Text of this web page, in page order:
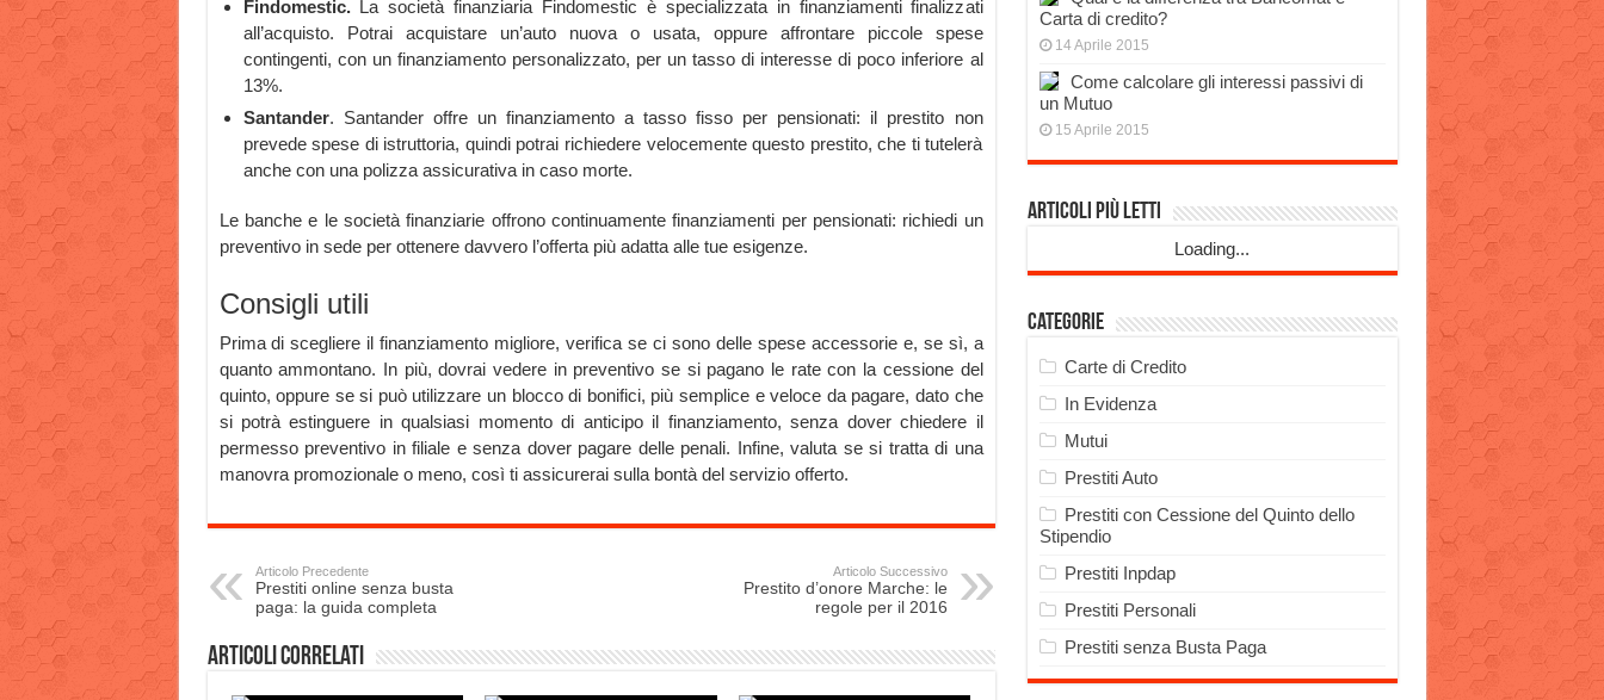
Findomestic.La società finanziaria Findomestic è specializzata in finanziamenti finalizzati
all’acquisto. Potrai acquistare un’auto nuova o usata, oppure affrontare piccole spese
contingenti, con un finanziamento personalizzato, per un tasso di interesse di poco inferiore al
13%.
Santander. Santander offre un finanziamento a tasso fisso per pensionati: il prestito non
prevede spese di istruttoria, quindi potrai richiedere velocemente questo prestito, che ti tutelerà
anche con una polizza assicurativa in caso morte.
Le banche e le società finanziarie offrono continuamente finanziamenti per pensionati: richiedi un
preventivo in sede per ottenere davvero l’offerta più adatta alle tue esigenze.
Consigli utili
Prima di scegliere il finanziamento migliore, verifica se ci sono delle spese accessorie e, se sì, a
quanto ammontano. In più, dovrai vedere in preventivo se si pagano le rate con la cessione del
quinto, oppure se si può utilizzare un blocco di bonifici, più semplice e veloce da pagare, dato che
si potrà estinguere in qualsiasi momento di anticipo il finanziamento, senza dover chiedere il
permesso preventivo in filiale e senza dover pagare delle penali. Infine, valuta se si tratta di una
manovra promozionale o meno, così ti assicurerai sulla bontà del servizio offerto.
Articolo Precedente
Prestiti online senza busta
paga: la guida completa
Articolo Successivo
Prestito d’onore Marche: le
regole per il 2016
Articoli correlati
Carta di credito?
14 Aprile 2015
Come calcolare gli interessi passivi di
un Mutuo
15 Aprile 2015
Articoli più Letti
Loading...
Categorie
Carte di Credito
In Evidenza
Mutui
Prestiti Auto
Prestiti con Cessione del Quinto dello
Stipendio
Prestiti Inpdap
Prestiti Personali
Prestiti senza Busta Paga